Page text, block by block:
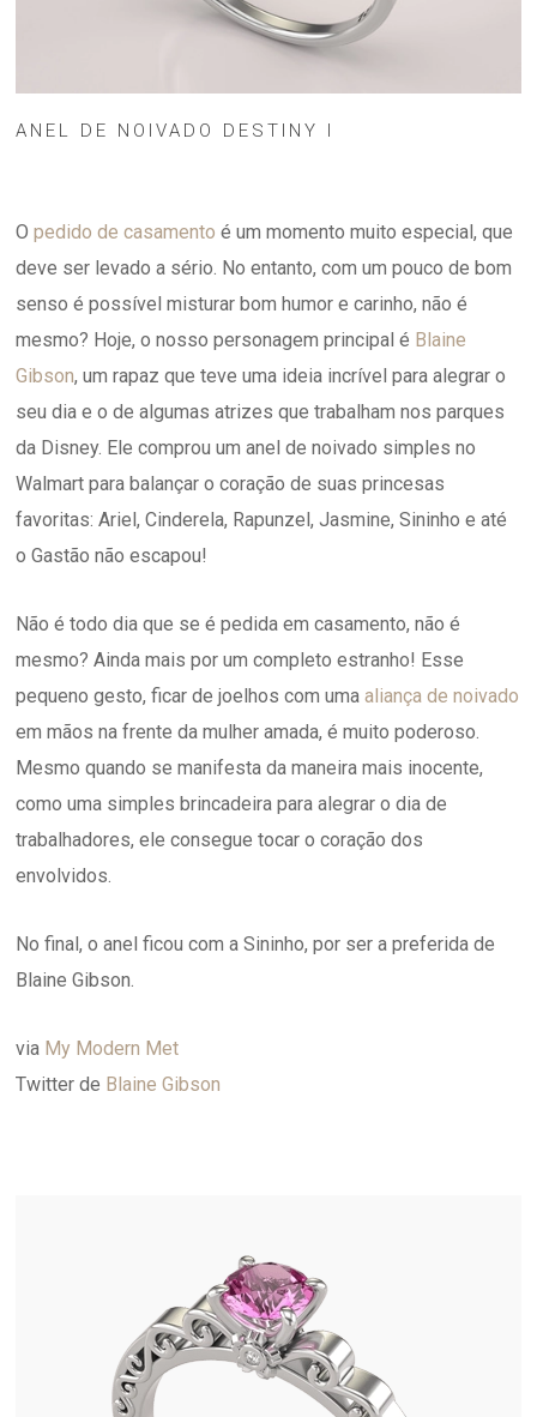
ANEL DE NOIVADO DESTINY I
Opedido de casamento é um momento muito especial, que
deve ser levado a sério. No entanto, com um pouco de bom
senso é possível misturar bom humor e carinho, não é
mesmo? Hoje, o nosso personagem principal é Blaine
Gibson, um rapaz que teve uma ideia incrível para alegrar o
seu dia e o de algumas atrizes que trabalham nos parques
da Disney. Ele comprou um anel de noivado simples no
Walmart para balançar o coração de suas princesas
favoritas: Ariel, Cinderela, Rapunzel, Jasmine, Sininho e até
o Gastão não escapou!
Não é todo dia que se é pedida em casamento, não é
mesmo? Ainda mais por um completo estranho! Esse
pequeno gesto, ficar de joelhos com umaaliança de noivado
em mãos na frente da mulher amada, é muito poderoso.
Mesmo quando se manifesta da maneira mais inocente,
como uma simples brincadeira para alegrar o dia de
trabalhadores, ele consegue tocar o coração dos
envolvidos.
No final, o anel ficou com a Sininho, por ser a preferida de
Blaine Gibson.
via My Modern Met
Twitter de Blaine Gibson